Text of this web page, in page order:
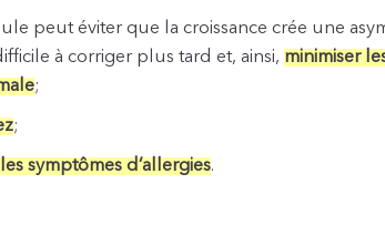
peut éviter que la croissance crée une
à corriger plus tard et, ainsi, minimiser
;
;
symptômes d’allergies.